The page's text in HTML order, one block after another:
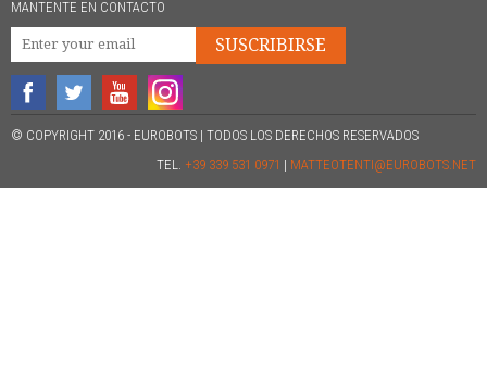
MANTENTE EN CONTACTO
SUSCRIBIRSE
© COPYRIGHT 2016 - EUROBOTS | TODOS LOS DERECHOS RESERVADOS
TEL. +39 339 531 0971 | MATTEOTENTI@EUROBOTS.NET